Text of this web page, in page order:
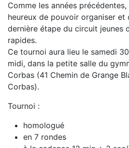
Comme les années
heureux de pouvoir organiser et
dernière étape du circuit jeunes
rapides.
Ce tournoi aura lieu le samedi
midi, dans la petite salle du
Corbas (41 Chemin de Grange
Corbas).
Tournoi :
homologué
en 7 rondes